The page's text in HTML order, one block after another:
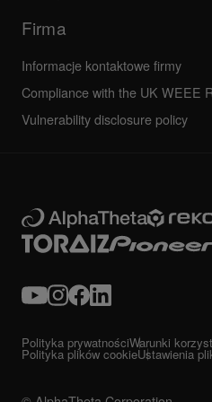
Firma
Informacje kontaktowe firmy
Compliance with the UK WEEE
Vulnerability disclosure policy
Polityka prywatnościWarunki
Polityka plików cookieUstawienia